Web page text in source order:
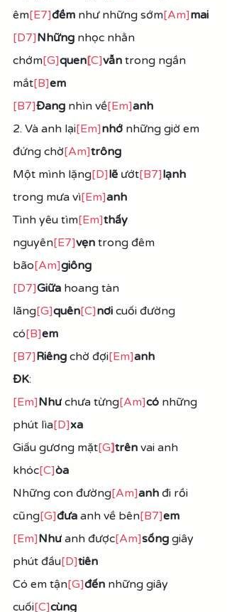
êm[E7]đềm như những sớm[Am]mai
[D7]Những nhọc nhằn
chớm[G]quen[C]vẫn trong ngần
mắt[B]em
[B7]Đang nhìn về[Em]anh
2. Và anh lại[Em]nhớ những giờ em
đứng chờ[Am]trông
Một mình lặng[D]lẽ ướt[B7]lạnh
trong mưa vì[Em]anh
Tình yêu tìm[Em]thấy
nguyên[E7]vẹn trong đêm
bão[Am]giông
[D7]Giữa hoang tàn
lãng[G]quên[C]nơi cuối đường
có[B]em
[B7]Riêng chờ đợi[Em]anh
ĐK:
[Em]Như chưa từng[Am]có những
phút lìa[D]xa
Giấu gương mặt[G]trên vai anh
khóc[C]òa
Những con đường[Am]anh đi rồi
cũng[G]đưa anh về bên[B7]em
[Em]Như anh được[Am]sống giây
phút đầu[D]tiên
Có em tận[G]đến những giây
cuối[C]cùng